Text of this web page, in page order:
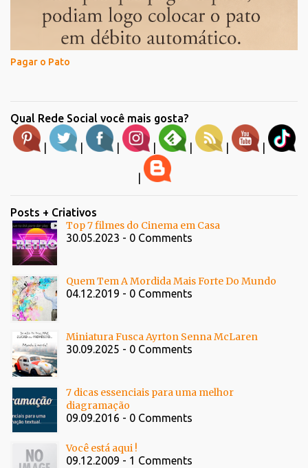
Pagar o Pato
Qual Rede Social você mais gosta?
| | | | | | |
Posts + Criativos
Top 7 filmes do Cinema em Casa
30.05.2023 - 0 Comments
Quem Tem A Mordida Mais Forte Do Mundo
04.12.2019 - 0 Comments
Miniatura Fusca Ayrton Senna McLaren
30.09.2025 - 0 Comments
7 dicas essenciais para uma melhor
diagramação
09.09.2016 - 0 Comments
Você está aqui !
09.12.2009 - 1 Comments